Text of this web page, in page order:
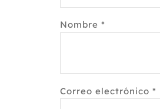
Nombre *
Correo electrónico *